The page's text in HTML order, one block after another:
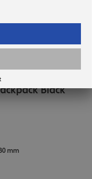
mm
Black
mm